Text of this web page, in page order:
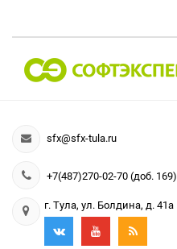
sfx@sfx-tula.ru
+7(487)270-02-70 (доб. 169)
г. Тула, ул. Болдина, д. 41а